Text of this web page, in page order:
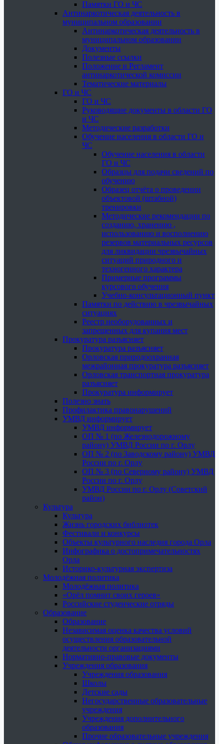
Памятки ГО и ЧС
Антинаркотическая деятельность в
муниципальном образовании
Антинаркотическая деятельность в
муниципальном образовании
Документы
Полезные ссылки
Положение и Регламент
антинаркотической комиссии
Тематические материалы
ГО и ЧС
ГО и ЧС
Руководящие документы в области ГО
и ЧС
Методические разработки
Обучение населения в области ГО и
ЧС
Обучение населения в области
ГО и ЧС
Образцы для подачи сведений по
обучению
Образец отчёта о проведении
объектовой (штабной)
тренировки
Методические рекомендации по
созданию, хранению ,
использованию и восполнению
резервов материальных ресурсов
для ликвидации чрезвычайных
ситуаций природного и
техногенного характера
Примерные программы
курсового обучения
Учебно-консультационный пункт
Памятки по действию в чрезвычайных
ситуациях
Реестр необорудованных и
запрещенных для купания мест
Прокуратура разъясняет
Прокуратура разъясняет
Орловская природоохранная
межрайонная прокуратура разъясняет
Орловская транспортная прокуратура
разъясняет
Прокуратура информирует
Полезно знать
Профилактика правонарушений
УМВД информирует
УМВД информирует
ОП № 1 (по Железнодорожному
району) УМВД России по г. Орлу
ОП № 2 (по Заводскому району) УМВД
России по г. Орлу
ОП № 3 (по Северному району) УМВД
России по г. Орлу
УМВД России по г. Орлу (Советский
район)
Культура
Культура
Жизнь городских библиотек
Фестивали и конкурсы
Объекты культурного наследия города Орла
Инфографика о достопримечательностях
Орла
Историко-культурная экспертиза
Молодёжная политика
Молодёжная политика
«Орёл помнит своих героев»
Российские студенческие отряды
Образование
Образование
Независимая оценка качества условий
осуществления образовательной
деятельности организациями
Нормативно-правовые документы
Учреждения образования
Учреждения образования
Школы
Детские сады
Негосударственные образовательные
учреждения
Учреждения дополнительного
образования
Прочие образовательные учреждения